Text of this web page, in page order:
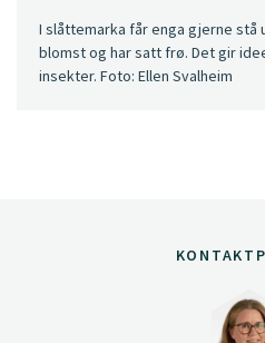
I slåttemarka får enga gjerne stå
blomst og har satt frø. Det gir
insekter. Foto: Ellen Svalheim